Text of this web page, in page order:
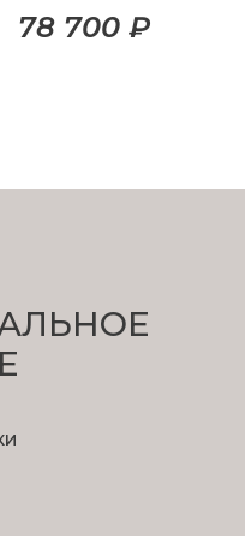
ручной работы
78 700 ₽